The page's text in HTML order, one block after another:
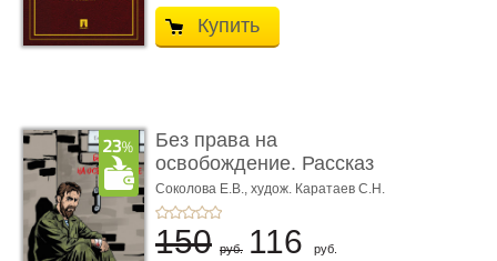
Купить
Без права на
освобождение. Рассказ
Соколова Е.В., худож. Каратаев С.Н.
150 руб. 116 руб.